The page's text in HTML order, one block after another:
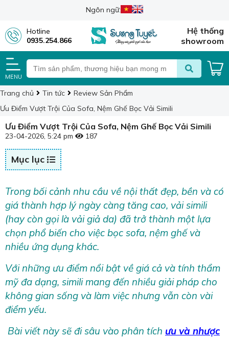
Ngôn ngữ:
Hotline
0935.254.866
Hệ thống
showroom
MENU
Trang chủ Tin tức
Review Sản Phẩm
Ưu Điểm Vượt Trội Của Sofa, Nệm Ghế Bọc Vải Simili
Ưu Điểm Vượt Trội Của Sofa, Nệm Ghế Bọc Vải Simili
23-04-2026, 5:24 pm 187
Mục lục
Trong bối cảnh nhu cầu về nội thất đẹp, bền và có
giá thành hợp lý ngày càng tăng cao, vải simili
(hay còn gọi là vải giả da) đã trở thành một lựa
chọn phổ biến cho việc bọc sofa, nệm ghế và
nhiều ứng dụng khác.
Với những ưu điểm nổi bật về giá cả và tính thẩm
mỹ đa dạng, simili mang đến nhiều giải pháp cho
không gian sống và làm việc nhưng vẫn còn vài
điểm yếu.
Bài viết này sẽ đi sâu vào phân tích ưu và nhược